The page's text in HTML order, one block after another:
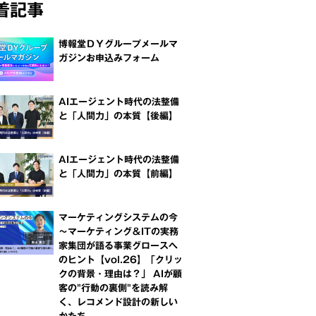
記事
博報堂ＤＹグループメールマ
ガジンお申込みフォーム
AIエージェント時代の法整備
と「人間力」の本質【後編】
AIエージェント時代の法整備
と「人間力」の本質【前編】
マーケティングシステムの今
～マーケティング＆ITの実務
家集団が語る事業グロースへ
のヒント【vol.26】「クリッ
クの背景・理由は？」 AIが顧
客の"行動の裏側"を読み解
く、レコメンド設計の新しい